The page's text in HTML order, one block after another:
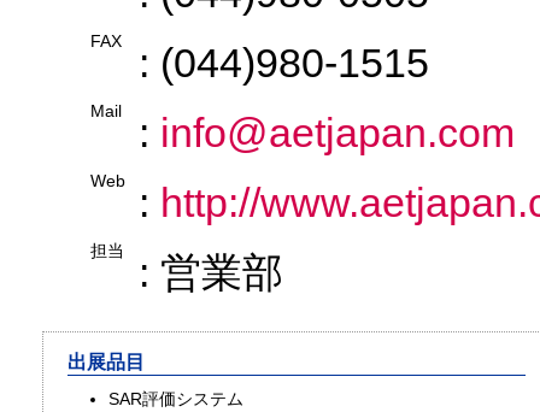
FAX : (044)980-1515
Mail : info@aetjapan.com
Web : http://
担当 : 営業部
出展品目
SAR評価システム